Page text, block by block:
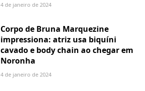
4 de janeiro de 2024
Corpo de Bruna Marquezine
impressiona: atriz usa biquíni
cavado e body chain ao chegar em
Noronha
4 de janeiro de 2024